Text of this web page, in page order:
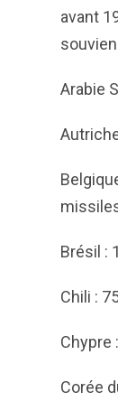
avant
Arabie
Brésil :
Chili :
Chypre
Corée